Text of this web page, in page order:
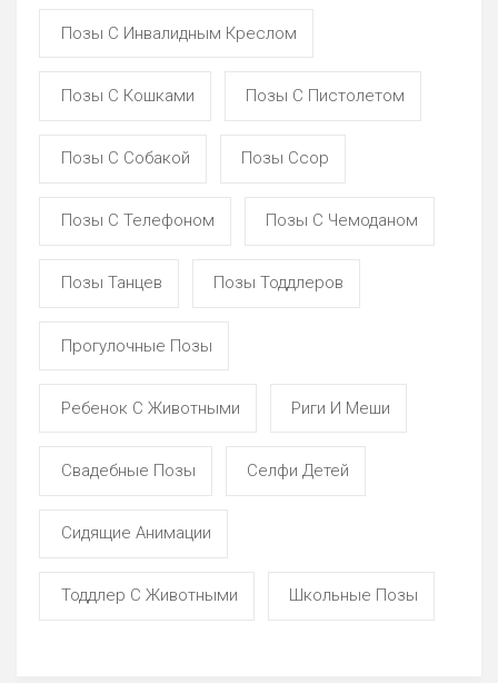
Позы С Инвалидным Креслом
Позы С Кошками Позы С Пистолетом
Позы С Собакой Позы Ссор
Позы С Телефоном Позы С Чемоданом
Позы Танцев Позы Тоддлеров
Прогулочные Позы
Ребенок С Животными Риги И Меши
Свадебные Позы Селфи Детей
Сидящие Анимации
Тоддлер С Животными Школьные Позы